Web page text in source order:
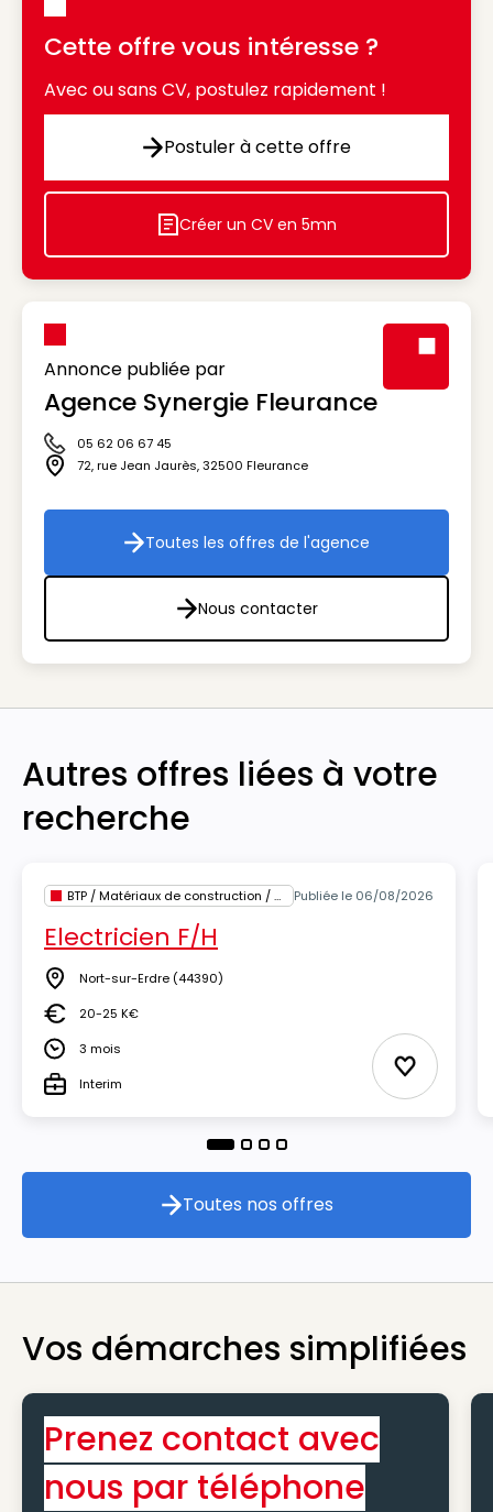
Cette offre vous intéresse ?
Avec ou sans CV, postulez rapidement !
Postuler à cette offre
Postuler à cette offre
Icon decorative
Créer un CV en 5mn
Annonce publiée par
Agence Synergie Fleurance
Icône téléphone
05 62 06 67 45
Icône adresse
72, rue Jean Jaurès,32500 Fleurance
Toutes les offres de l'agence
Toutes les offres de l'agence
Nous contacter
Nous contacter
Autres offres liées à votre
recherche
BTP / Matériaux de construction / Architecture Publiée le 06/08/2026
Electricien F/H
Lieu Nort-sur-Erdre (44390)
Salaire20-25 K€
Durée3 mois
TypeInterim Ajouter
Toutes nos offres
Toutes nos offres
Vos démarches simplifiées
Prenez contact avec
nous par téléphone